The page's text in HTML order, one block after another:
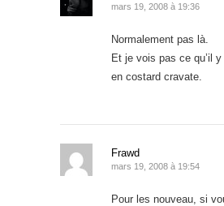
mars 19, 2008 à 19:36
Normalement pas là.
Et je vois pas ce qu’il
en costard cravate.
Frawd
mars 19, 2008 à 19:54
Pour les nouveau, si